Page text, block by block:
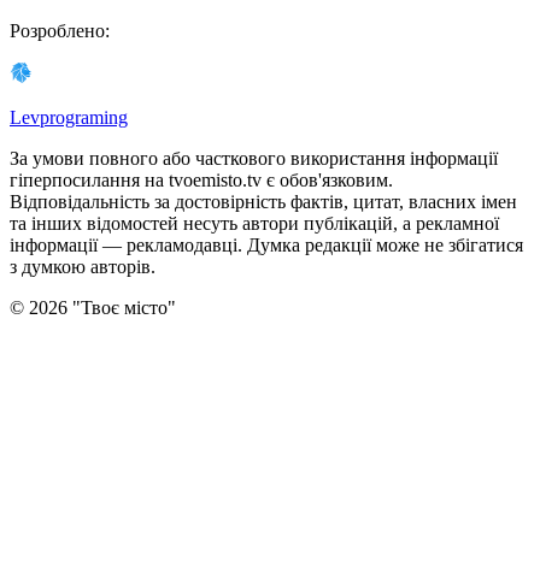
Розроблено:
Levprograming
За умови повного або часткового використання iнформацiї
гіперпосилання на tvoemisto.tv є обов'язковим.
Відповідальність за достовірність фактів, цитат, власних імен
та інших відомостей несуть автори публікацій, а рекламної
інформації — рекламодавці. Думка редакцiї може не збiгатися
з думкою авторiв.
© 2026 "Твоє місто"